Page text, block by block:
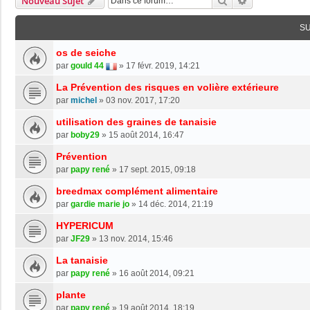
os de seiche
par gould 44 » 17 févr. 2019, 14:21
La Prévention des risques en volière extérieure
par michel » 03 nov. 2017, 17:20
utilisation des graines de tanaisie
par boby29 » 15 août 2014, 16:47
Prévention
par papy rené » 17 sept. 2015, 09:18
breedmax complément alimentaire
par gardie marie jo » 14 déc. 2014, 21:19
HYPERICUM
par JF29 » 13 nov. 2014, 15:46
La tanaisie
par papy rené » 16 août 2014, 09:21
plante
par papy rené » 19 août 2014, 18:19